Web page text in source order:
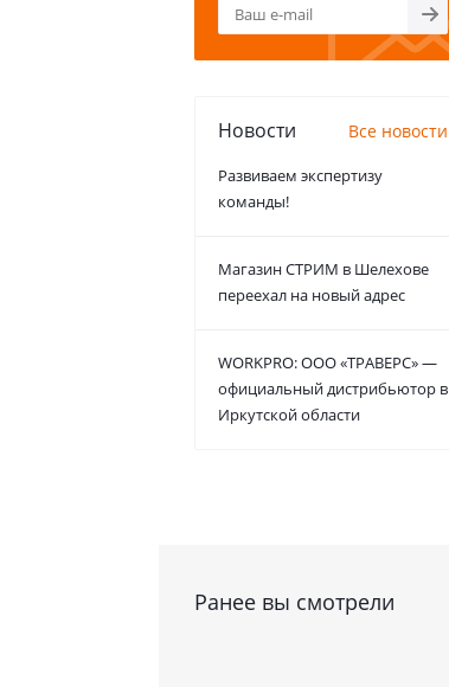
Новости Все новости
Развиваем экспертизу
команды!
Магазин СТРИМ в Шелехове
переехал на новый адрес
WORKPRO: ООО «ТРАВЕРС» —
официальный дистрибьютор в
Иркутской области
Ранее вы смотрели